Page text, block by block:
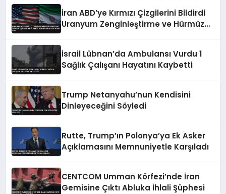
İran ABD’ye Kırmızı Çizgilerini Bildirdi
Uranyum Zenginleştirme ve Hürmüz
İsrail Lübnan’da Ambulansı Vurdu 1
Sağlık Çalışanı Hayatını Kaybetti
Trump Netanyahu’nun Kendisini
Dinleyeceğini Söyledi
Rutte, Trump’ın Polonya’ya Ek Asker
Açıklamasını Memnuniyetle Karşıladı
CENTCOM Umman Körfezi’nde İran
Gemisine Çıktı Abluka İhlali Şüphesi